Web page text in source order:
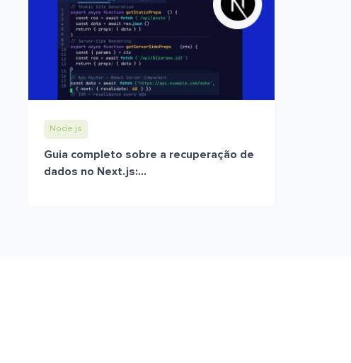
Node.js
Guia completo sobre a recuperação de
dados no Next.js:...